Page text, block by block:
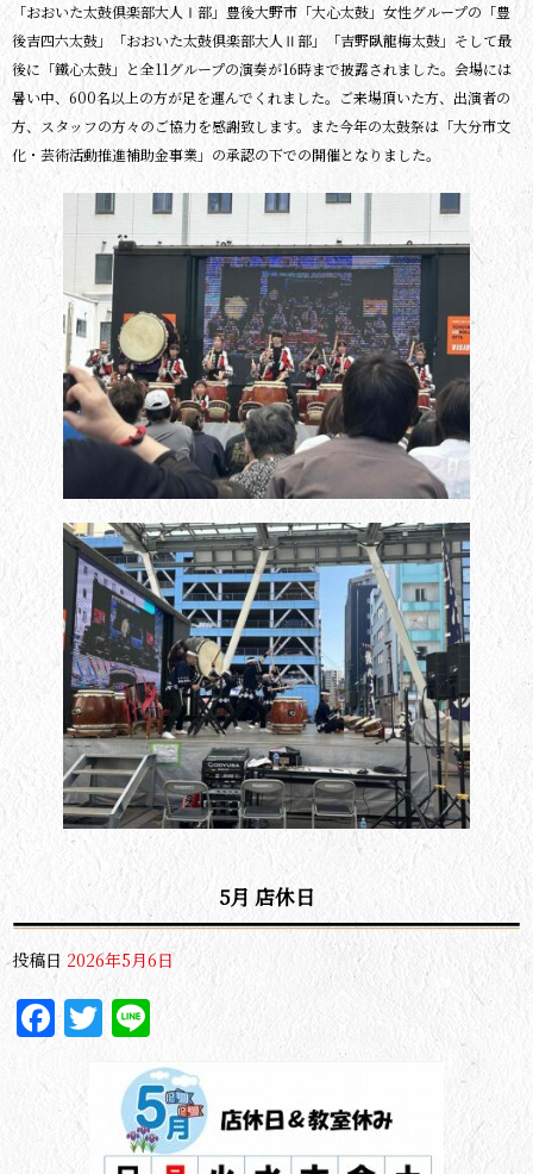
「おおいた太鼓倶楽部大人Ⅰ部」豊後大野市「大心太鼓」女性グループの「豊
後吉四六太鼓」「おおいた太鼓倶楽部大人Ⅱ部」「吉野臥龍梅太鼓」そして最
後に「鐵心太鼓」と全11グループの演奏が16時まで披露されました。会場には
暑い中、600名以上の方が足を運んでくれました。ご来場頂いた方、出演者の
方、スタッフの方々のご協力を感謝致します。また今年の太鼓祭は「大分市文
化・芸術活動推進補助金事業」の承認の下での開催となりました。
5月 店休日
投稿日 2026年5月6日
Facebook
Twitter
Line